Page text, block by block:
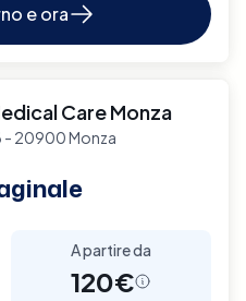
e ora
Care Monza
- 20900 Monza
A partire da
120€